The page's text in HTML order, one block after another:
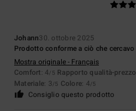
Johann30. ottobre 2025
Prodotto conforme a ciò che cercavo
Mostra originale - Français
Comfort: 4/5 Rapporto qualità-prezzo
Materiale: 3/5 Colore: 4/5
Consiglio questo prodotto